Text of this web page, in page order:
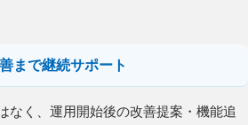
まで継続サポート
なく、運用開始後の改善提案・機能追